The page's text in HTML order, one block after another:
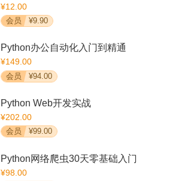
¥12.00
会员 ¥9.90
Python办公自动化入门到精通
¥149.00
会员 ¥94.00
Python Web开发实战
¥202.00
会员 ¥99.00
Python网络爬虫30天零基础入门
¥98.00